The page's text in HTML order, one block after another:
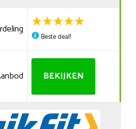
Beste deal!
BEKIJKEN